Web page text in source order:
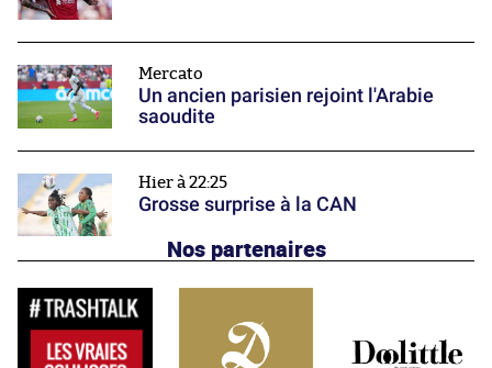
Mercato
Un ancien parisien rejoint l'Arabie
saoudite
Hier à 22:25
Grosse surprise à la CAN
Nos partenaires